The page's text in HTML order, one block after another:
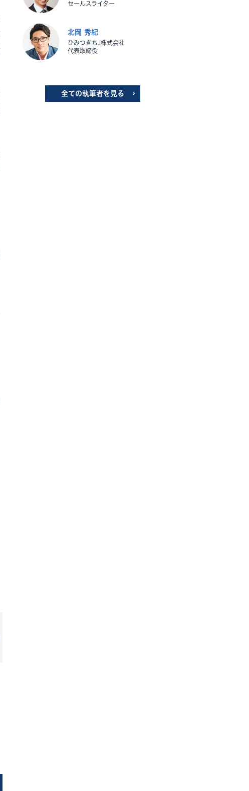
セールスライター
北岡 秀紀
ひみつきちJ株式会社
代表取締役
全ての執筆者を見る